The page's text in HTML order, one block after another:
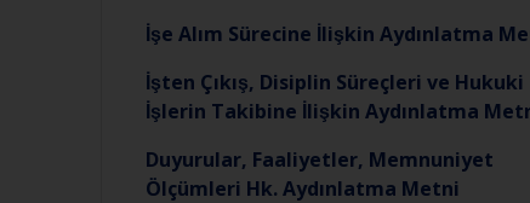
İşe Alım Sürecine İlişkin Aydınlatma
İşten Çıkış, Disiplin Süreçleri ve Hukuki
İşlerin Takibine İlişkin Aydınlatma
Duyurular, Faaliyetler, Memnuniyet
Ölçümleri Hk. Aydınlatma Metni